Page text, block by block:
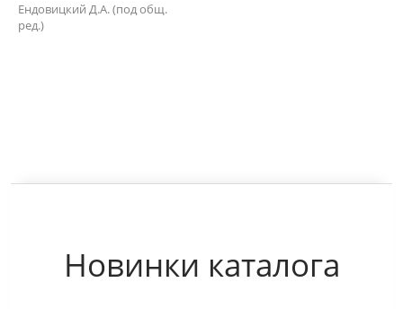
Ендовицкий Д.А. (под общ.
ред.)
Новинки каталога